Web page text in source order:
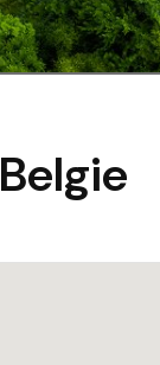
Belgie